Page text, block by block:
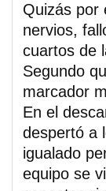
Quizás por
nervios,
cuartos de
Segundo
marcador
En el
despertó a
igualado
equipo se